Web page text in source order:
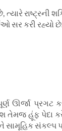
, ત્યારે રાષ્ટ્રની
કરી રહ્યો
ઊર્જા પ્રગટ
તેમજ હૂંફ પેદા
સંકલ્પ